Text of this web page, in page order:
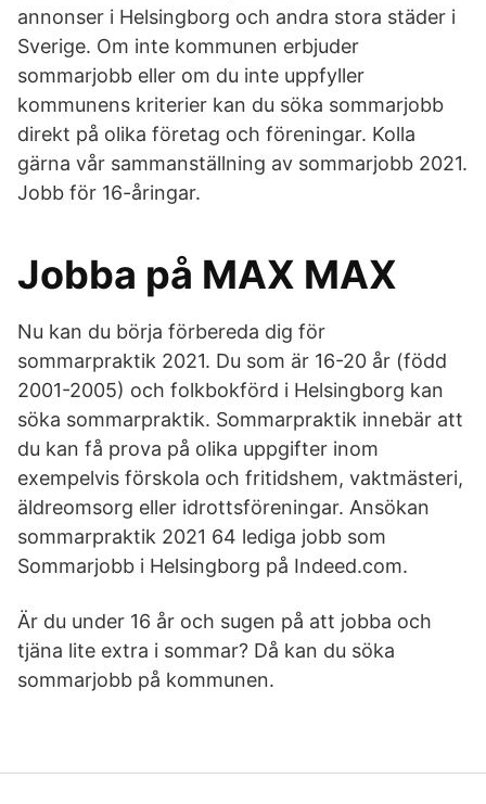
annonser i Helsingborg och andra stora städer i
Sverige. Om inte kommunen erbjuder
sommarjobb eller om du inte uppfyller
kommunens kriterier kan du söka sommarjobb
direkt på olika företag och föreningar. Kolla
gärna vår sammanställning av sommarjobb 2021.
Jobb för 16-åringar.
Jobba på MAX MAX
Nu kan du börja förbereda dig för
sommarpraktik 2021. Du som är 16-20 år (född
2001-2005) och folkbokförd i Helsingborg kan
söka sommarpraktik. Sommarpraktik innebär att
du kan få prova på olika uppgifter inom
exempelvis förskola och fritidshem, vaktmästeri,
äldreomsorg eller idrottsföreningar. Ansökan
sommarpraktik 2021 64 lediga jobb som
Sommarjobb i Helsingborg på Indeed.com.
Är du under 16 år och sugen på att jobba och
tjäna lite extra i sommar? Då kan du söka
sommarjobb på kommunen.